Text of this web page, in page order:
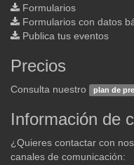
Formularios
Formularios con datos
Publica tus eventos
Precios
Consulta nuestro plan de
Información de
¿Quieres contactar con
canales de comunicación: